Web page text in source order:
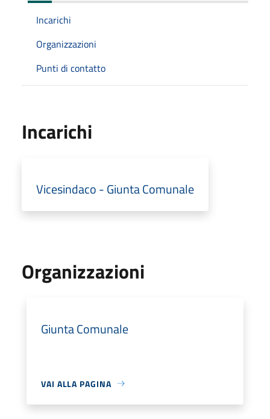
Incarichi
Organizzazioni
Punti di contatto
Incarichi
Vicesindaco - Giunta Comunale
Organizzazioni
Giunta Comunale
VAI ALLA PAGINA